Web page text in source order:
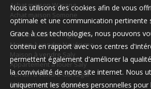
Achat maison Warang
Achat maison Somone
Maison à vendre Ngaparou
Maison à vendre Nguérigne
Maison à vendre Saly
Appartement à louer Saly
Terrain à vendre Gandigal
Maison à vendre Ngaparou
Nous utilisons des cookies afin de vous
optimale et une communication pertinente
Grace à ces technologies, nous pouvons
contenu en rapport avec vos centres
permettent également d'améliorer la
la convivialité de notre site internet. Nous
uniquement les données personnelles pour